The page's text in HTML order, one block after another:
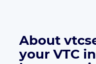
About
your VTC